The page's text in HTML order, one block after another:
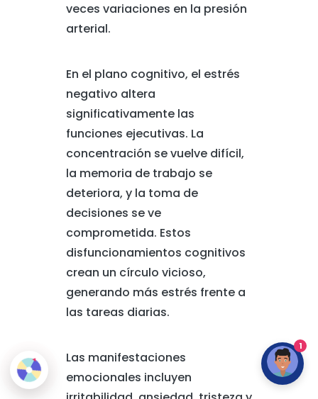
veces variaciones en la presión
arterial.
En el plano cognitivo, el estrés
negativo altera
significativamente las
funciones ejecutivas. La
concentración se vuelve difícil,
la memoria de trabajo se
deteriora, y la toma de
decisiones se ve
comprometida. Estos
disfuncionamientos cognitivos
crean un círculo vicioso,
generando más estrés frente a
las tareas diarias.
Las manifestaciones
emocionales incluyen
1